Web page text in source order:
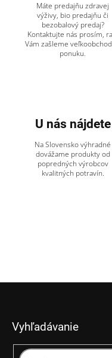
Máte predajňu zdravej
výživy, bio predajňu či
bezobalový predaj?
Kontaktujte nás prosím,
Vám zašleme
ponuku.
U nás nájdete
Na Slovensko výhradné
dovážame produkty od
popredných výrobcov
kvalitných potravín.
Vyhľadávanie